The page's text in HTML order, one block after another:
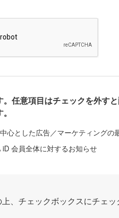
任意項目はチェックを外す
心とした広告／マーケティングの
iD 会員全体に対するお知らせ
、チェックボックスにチェ